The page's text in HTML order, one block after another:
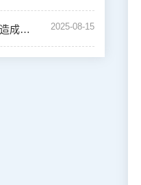
修改ip属地会对网络连接造成什么影响 2025-08-15